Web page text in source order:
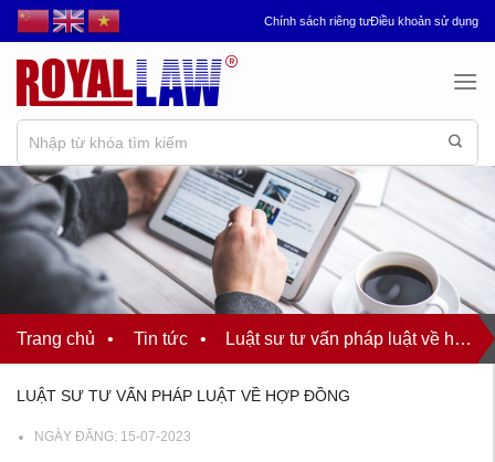
Chuyển
đến
nội
dung
Chính sách riêng tưĐiều khoản sử dụng
Trang chủ • Tin tức • Luật sư tư vấn pháp luật về hợp đồng
LUẬT SƯ TƯ VẤN PHÁP LUẬT VỀ HỢP ĐỒNG
NGÀY ĐĂNG: 15-07-2023